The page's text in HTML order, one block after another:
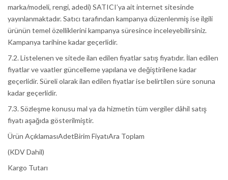
marka/modeli, rengi, adedi) SATICI’ya ait internet sitesinde
yayınlanmaktadır. Satıcı tarafından kampanya düzenlenmiş ise ilgili
ürünün temel özelliklerini kampanya süresince inceleyebilirsiniz.
Kampanya tarihine kadar geçerlidir.
7.2. Listelenen ve sitede ilan edilen fiyatlar satış fiyatıdır. İlan edilen
fiyatlar ve vaatler güncelleme yapılana ve değiştirilene kadar
geçerlidir. Süreli olarak ilan edilen fiyatlar ise belirtilen süre sonuna
kadar geçerlidir.
7.3. Sözleşme konusu mal ya da hizmetin tüm vergiler dâhil satış
fiyatı aşağıda gösterilmiştir.
Ürün AçıklamasıAdetBirim FiyatıAra Toplam
(KDV Dahil)
Kargo Tutarı